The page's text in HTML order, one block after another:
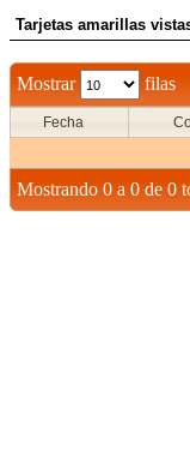
Tarjetas amarillas
Mostrar filas
Fecha
Mostrando 0 a 0 de 0